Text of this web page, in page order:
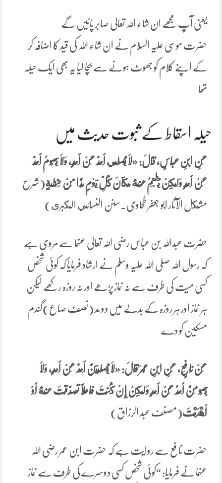
یعنی آپ مجھے ان شاء اللہ تعالی صابر پائیں گے
حضرت موسی علیہ السلام نے ان شاء اللہ کی قید کا اضافہ کر
کے اپنے کلام کو جھوٹ ہونے سے بچا لیا یہ بھی ایک حیلہ
تھا
حیلہ اسقاط کے ثبوت حدیث میں
عَنِ ابْنِ عَبَّاسٍ، قَالَ: «لَا يُصَلِّي أَحَدٌ عَنْ أَحَدٍ، وَلَا يَصُومُ أَحَدٌ
عَنْ أَحَدٍ وَلَكِنْ يُطْعِمُ عَنْهُ مَكَانَ كُلِّ يَوْمٍ مُدًّا مِنْ حِنْطَةٍ(شرح
مشكل الآثار ابو جعفر طحاوی۔سنن النسائي الكبرى)
حضرت عبداللہ بن عباس رضی اللہ تعالیٰ عنہما سے مروی ہے
کہ رسول اللہ صلی اللہ علیہ وسلم نے ارشاد فرمایا کہ کوئی شخص
کسی میت کی طرف سے نہ نمازپڑھے اور نہ روزہ رکھے لیکن
ہر نماز اور ہر روزہ کے بدلے میں دو مد (نصف صاع)گندم
مسکین کو دے
عَنْ نَافِعٍ، عَنِ ابْنِ عُمَرَ قَالَ: «لَا يُصَلِّيَنَّ أَحَدٌ عَنْ أَحَدٍ، وَلَا
يَصُومَنَّ أَحَدٌ عَنْ أَحَدٍ وَلَكِنْ إِنْ كُنْتَ فَاعِلًا تَصَدَّقْتَ عَنْهُ أَوْ
أَهْدَيْتَ(مصنف عبد الرزاق)
حضرت نافع سے روایت ہے کہ حضرت ابن عمر رضی اللہ
عنہما نے فرمایا: “کوئی شخص کسی دوسرے کی طرف سے نماز